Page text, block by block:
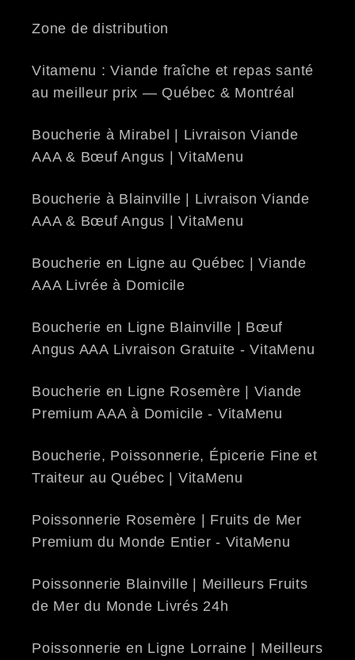
Zone de distribution
Vitamenu : Viande fraîche et repas santé
au meilleur prix — Québec & Montréal
Boucherie à Mirabel | Livraison Viande
AAA & Bœuf Angus | VitaMenu
Boucherie à Blainville | Livraison Viande
AAA & Bœuf Angus | VitaMenu
Boucherie en Ligne au Québec | Viande
AAA Livrée à Domicile
Boucherie en Ligne Blainville | Bœuf
Angus AAA Livraison Gratuite - VitaMenu
Boucherie en Ligne Rosemère | Viande
Premium AAA à Domicile - VitaMenu
Boucherie, Poissonnerie, Épicerie Fine et
Traiteur au Québec | VitaMenu
Poissonnerie Rosemère | Fruits de Mer
Premium du Monde Entier - VitaMenu
Poissonnerie Blainville | Meilleurs Fruits
de Mer du Monde Livrés 24h
Poissonnerie en Ligne Lorraine | Meilleurs